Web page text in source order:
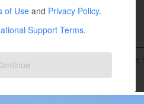
テクノロジー・ガジェット
映像・映画
ビジネス・起業
まちづくり・地域活性化
of Use and Privacy Policy.
Support Terms.
プロジ